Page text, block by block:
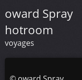
oward Spray
hotroom
voyages